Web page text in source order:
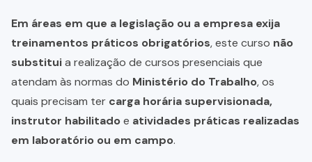
Em áreas em que a legislação ou a empresa exija
treinamentos práticos obrigatórios, este curso não
substituia realização de cursos presenciais que
atendam às normas do Ministério do Trabalho, os
quais precisam ter carga horária supervisionada,
instrutor habilitadoe atividades práticas realizadas
em laboratório ou em campo.